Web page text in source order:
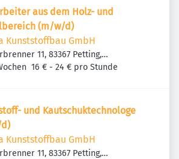
aus dem Holz- und
(m/w/d)
Kunststoffbau GmbH
11, 83367 Petting,
16 € - 24 € pro Stunde
und Kautschuktechnologe
Kunststoffbau GmbH
11, 83367 Petting,